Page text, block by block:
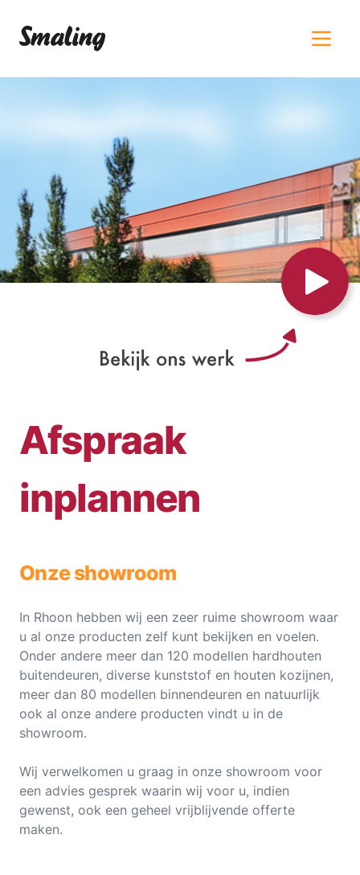
Afspraak
inplannen
Onze showroom
In Rhoon hebben wij een zeer ruime showroom waar
u al onze producten zelf kunt bekijken en voelen.
Onder andere meer dan 120 modellen hardhouten
buitendeuren, diverse kunststof en houten kozijnen,
meer dan 80 modellen binnendeuren en natuurlijk
ook al onze andere producten vindt u in de
showroom.
Wij verwelkomen u graag in onze showroom voor
een advies gesprek waarin wij voor u, indien
gewenst, ook een geheel vrijblijvende offerte
maken.